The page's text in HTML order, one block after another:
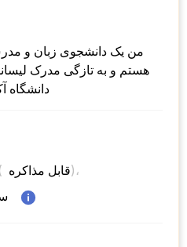
من یک دانشجوی زبان و مدرس پرشور (لاتین و یونانی)
دانشگاه
( قابل مذاکره )،